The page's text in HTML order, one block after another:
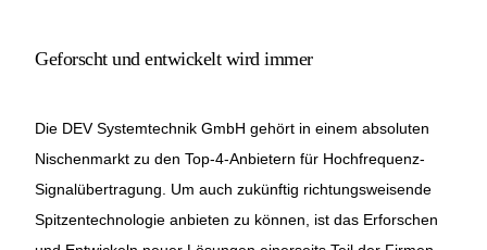
Geforscht und entwickelt wird immer
Die DEV Systemtechnik GmbH gehört in einem absoluten
Nischenmarkt zu den Top-4-Anbietern für Hochfrequenz-
Signalübertragung. Um auch zukünftig richtungsweisende
Spitzentechnologie anbieten zu können, ist das Erforschen